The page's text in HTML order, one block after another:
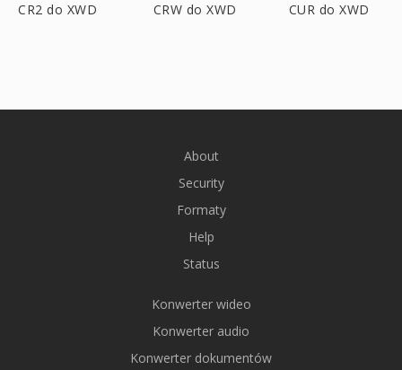
CR2 do XWD CRW do XWD CUR do XWD
About
Security
Formaty
Help
Status
Konwerter wideo
Konwerter audio
Konwerter dokumentów